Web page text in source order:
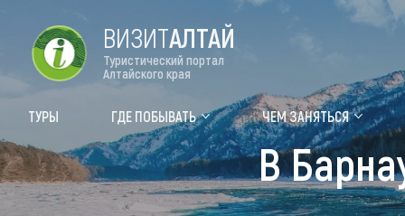
Туры Где
ВИЗИТАЛТАЙ
Туристический портал
Алтайского края
ТУРЫ ГДЕ ПОБЫВАТЬ ЧЕМ ЗАНЯТЬСЯ
В